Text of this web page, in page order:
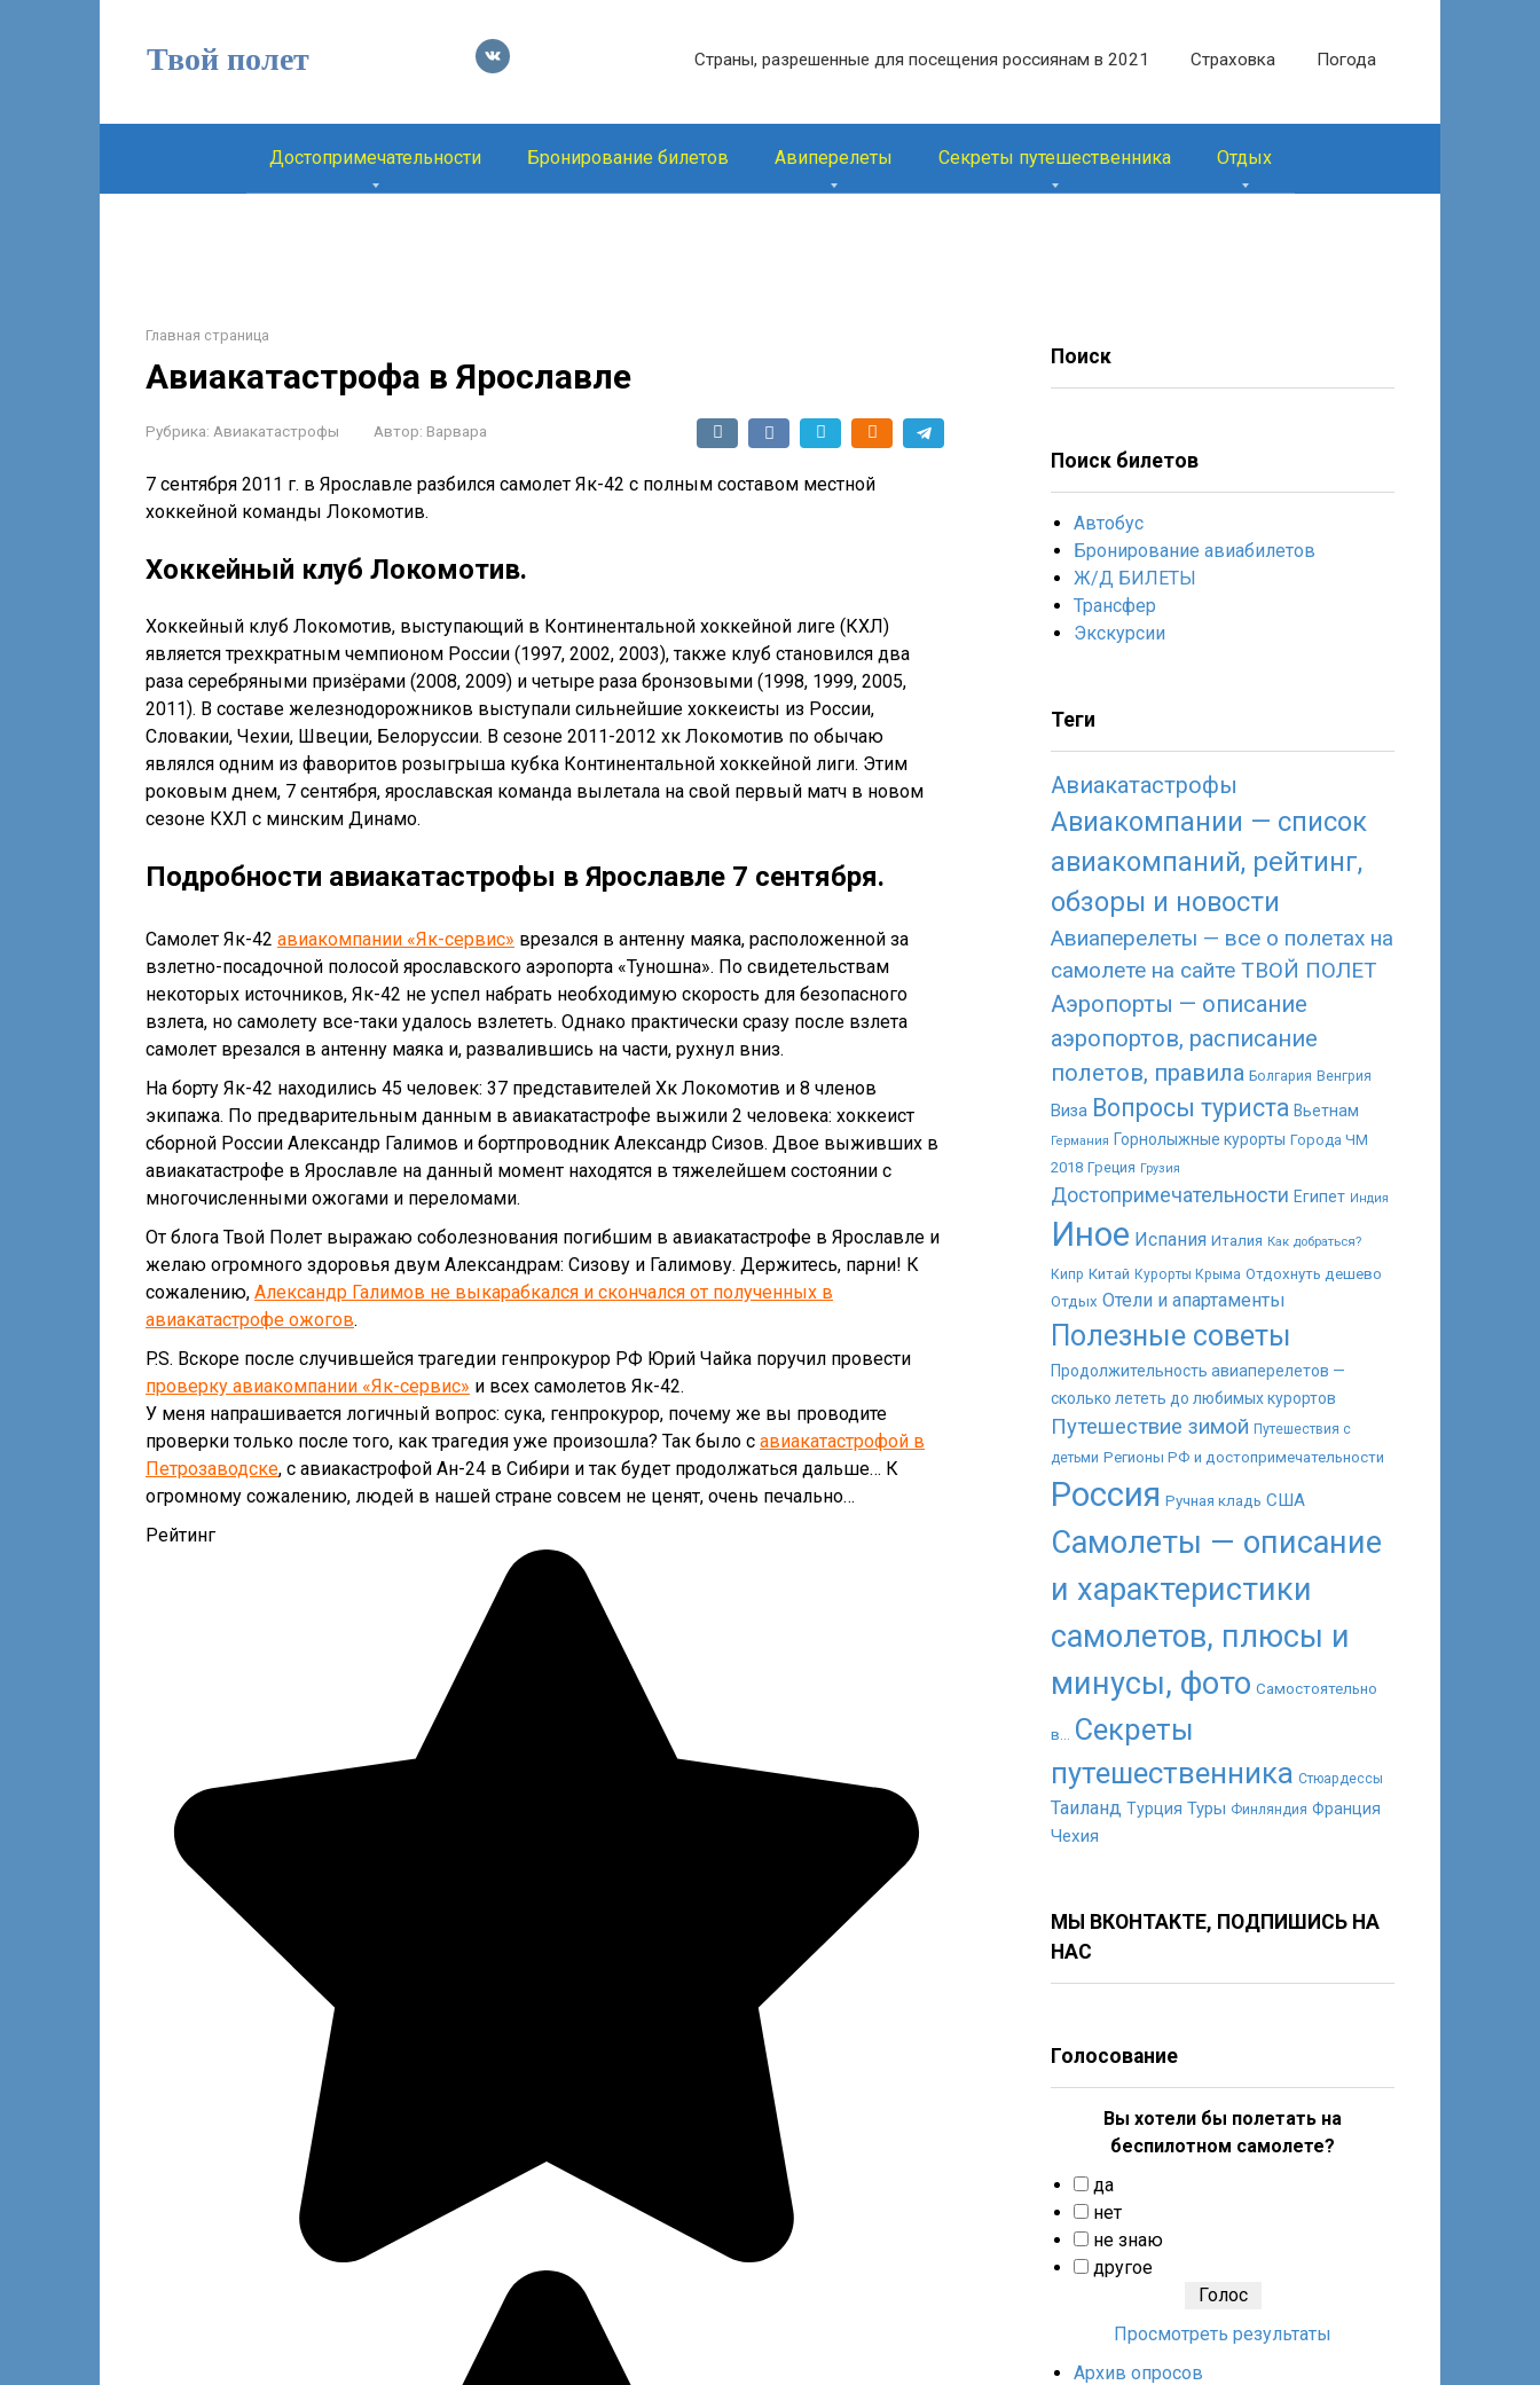
Твой полет Страны, разрешенные для посещения россиянам в 2021 Страховка Погода
Достопримечательности Бронирование билетов Авиперелеты Секреты путешественника Отдых
Главная страница
Авиакатастрофа в Ярославле
Рубрика: Авиакатастрофы Автор: Варвара
7 сентября 2011 г. в Ярославле разбился самолет Як-42 с полным составом местной
хоккейной команды Локомотив.
Хоккейный клуб Локомотив.
Хоккейный клуб Локомотив, выступающий в Континентальной хоккейной лиге (КХЛ)
является трехкратным чемпионом России (1997, 2002, 2003), также клуб становился два
раза серебряными призёрами (2008, 2009) и четыре раза бронзовыми (1998, 1999, 2005,
2011). В составе железнодорожников выступали сильнейшие хоккеисты из России,
Словакии, Чехии, Швеции, Белоруссии. В сезоне 2011-2012 хк Локомотив по обычаю
являлся одним из фаворитов розыгрыша кубка Континентальной хоккейной лиги. Этим
роковым днем, 7 сентября, ярославская команда вылетала на свой первый матч в новом
сезоне КХЛ с минским Динамо.
Подробности авиакатастрофы в Ярославле 7 сентября.
Самолет Як-42 авиакомпании «Як-сервис» врезался в антенну маяка, расположенной за
взлетно-посадочной полосой ярославского аэропорта «Туношна». По свидетельствам
некоторых источников, Як-42 не успел набрать необходимую скорость для безопасного
взлета, но самолету все-таки удалось взлететь. Однако практически сразу после взлета
самолет врезался в антенну маяка и, развалившись на части, рухнул вниз.
На борту Як-42 находились 45 человек: 37 представителей Хк Локомотив и 8 членов
экипажа. По предварительным данным в авиакатастрофе выжили 2 человека: хоккеист
сборной России Александр Галимов и бортпроводник Александр Сизов. Двое выживших в
авиакатастрофе в Ярославле на данный момент находятся в тяжелейшем состоянии с
многочисленными ожогами и переломами.
От блога Твой Полет выражаю соболезнования погибшим в авиакатастрофе в Ярославле и
желаю огромного здоровья двум Александрам: Сизову и Галимову. Держитесь, парни! К
сожалению, Александр Галимов не выкарабкался и скончался от полученных в
авиакатастрофе ожогов.
P.S. Вскоре после случившейся трагедии генпрокурор РФ Юрий Чайка поручил провести
проверку авиакомпании «Як-сервис» и всех самолетов Як-42.
У меня напрашивается логичный вопрос: сука, генпрокурор, почему же вы проводите
проверки только после того, как трагедия уже произошла? Так было с авиакатастрофой в
Петрозаводске, с авиакастрофой Ан-24 в Сибири и так будет продолжаться дальше… К
огромному сожалению, людей в нашей стране совсем не ценят, очень печально…
Рейтинг
Поиск
Поиск билетов
Автобус
Бронирование авиабилетов
Ж/Д БИЛЕТЫ
Трансфер
Экскурсии
Теги
Авиакатастрофы
Авиакомпании — список
авиакомпаний, рейтинг,
обзоры и новости
Авиаперелеты — все о полетах на
самолете на сайте ТВОЙ ПОЛЕТ
Аэропорты — описание
аэропортов, расписание
полетов, правила Болгария Венгрия
Виза Вопросы туриста Вьетнам
Германия Горнолыжные курорты Города ЧМ
2018 Греция Грузия
Достопримечательности Египет Индия
Иное Испания Италия Как добраться?
Кипр Китай Курорты Крыма Отдохнуть дешево
Отдых Отели и апартаменты
Полезные советы
Продолжительность авиаперелетов —
сколько лететь до любимых курортов
Путешествие зимой Путешествия с
детьми Регионы РФ и достопримечательности
Россия Ручная кладь США
Самолеты — описание
и характеристики
самолетов, плюсы и
минусы, фото Самостоятельно
в... Секреты
путешественника Стюардессы
Таиланд Турция Туры Финляндия Франция
Чехия
МЫ ВКОНТАКТЕ, ПОДПИШИСЬ НА
НАС
Голосование
Вы хотели бы полетать на
беспилотном самолете?
да
нет
не знаю
другое
Просмотреть результаты
Архив опросов